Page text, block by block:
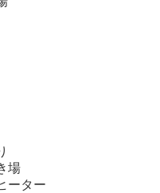
場
ーター